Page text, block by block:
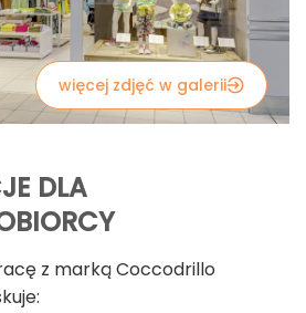
więcej zdjęć w galerii
DLA
z marką Coccodrillo